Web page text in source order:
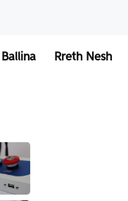
Ballina Rreth Nesh